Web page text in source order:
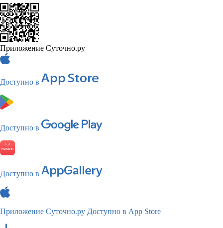
Приложение Суточно.ру
Доступно в
Доступно в
Доступно в
Приложение Суточно.ру Доступно в App Store